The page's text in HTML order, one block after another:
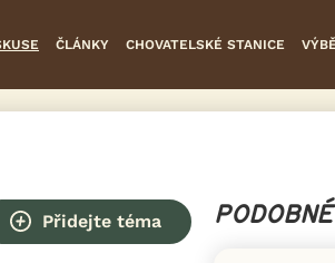
ČLÁNKY CHOVATELSKÉ STANICE
Přidejte téma